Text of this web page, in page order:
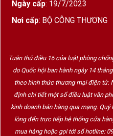
Ngày cấp: 19/7/2023
Nơi cấp: BỘ CÔNG THƯƠNG
Tuân thủ điều 16 của luật phòng
do Quốc hội ban hành ngày 14
theo hình thức thương mại điện tử.
định chi tiết một số điều luật văn
kinh doanh bán hàng qua mạng.
lòng đến trực tiếp hệ thống cửa
mua hàng hoặc gọi tới số hotline: